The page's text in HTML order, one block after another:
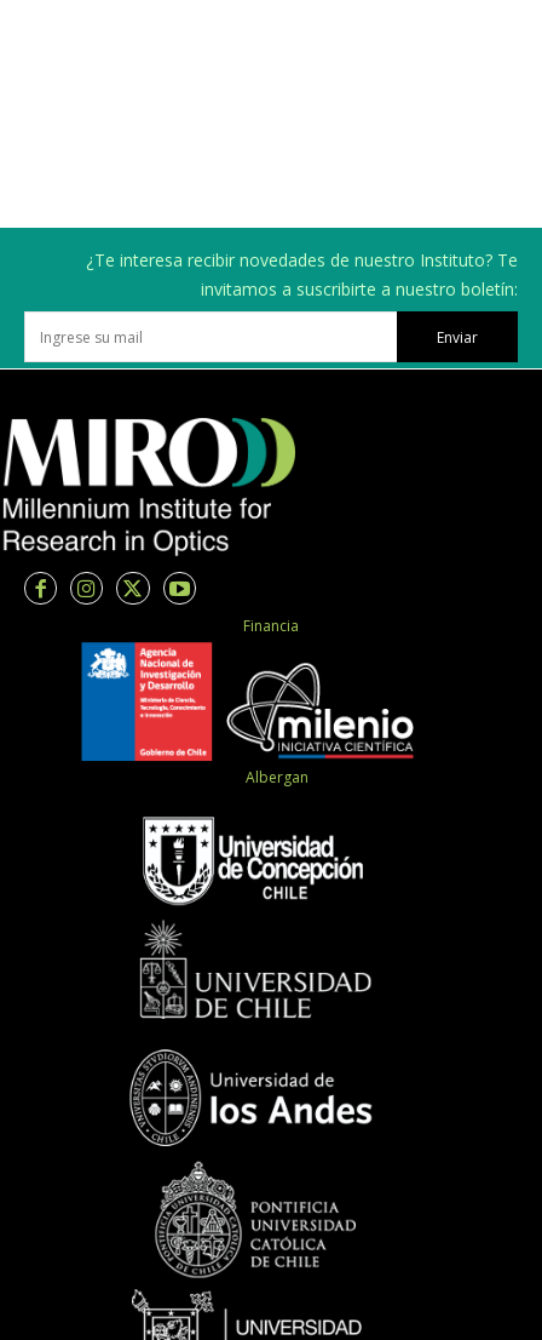
¿Te interesa recibir novedades de nuestro Instituto? Te
invitamos a suscribirte a nuestro boletín:
Enviar
Financia
Albergan